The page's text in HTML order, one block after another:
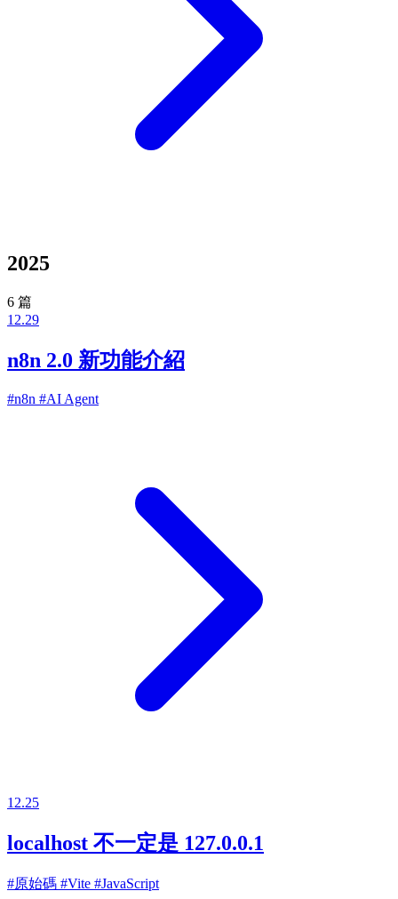
2025
6 篇
12.29
n8n 2.0 新功能介紹
#n8n #AI Agent
12.25
localhost 不一定是 127.0.0.1
#原始碼 #Vite #JavaScript